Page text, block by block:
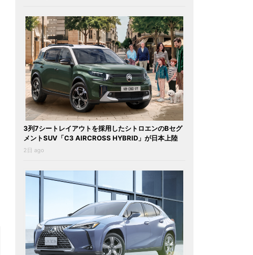
3列7シートレイアウトを採用したシトロエンのBセグ
メントSUV「C3 AIRCROSS HYBRID」が日本上陸
2日 ago